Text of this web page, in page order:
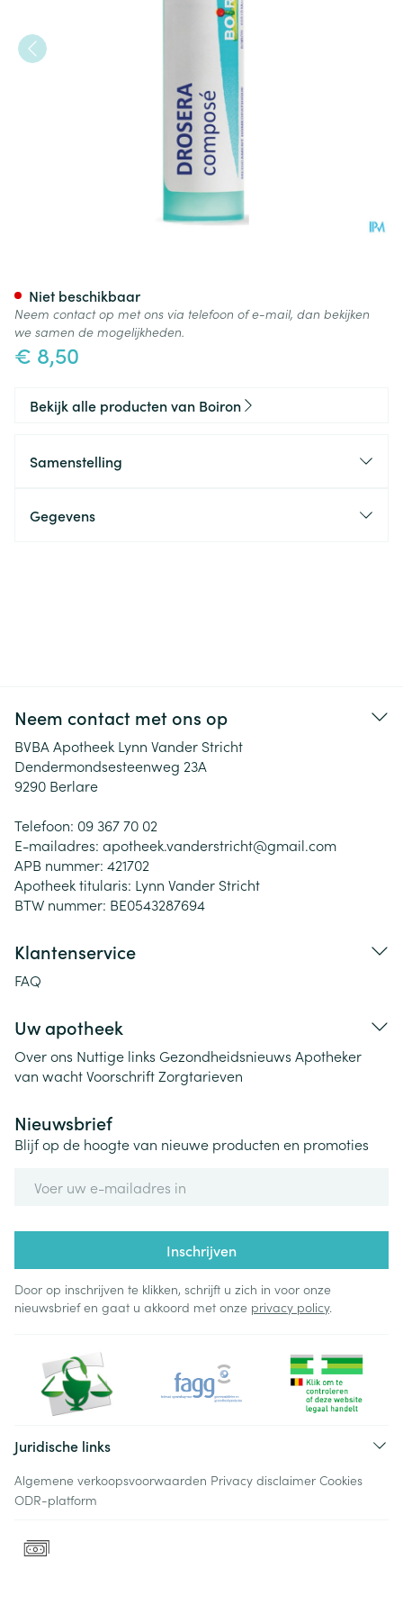
€ 8,50
Niet beschikbaar
Neem contact op met ons via telefoon of e-mail, dan bekijken
we samen de mogelijkheden.
Bekijk alle producten van Boiron
Samenstelling
Gegevens
Neem contact met ons op
BVBA Apotheek Lynn Vander Stricht
Dendermondsesteenweg 23A
9290 Berlare
Telefoon: 09 367 70 02
E-mailadres: apotheek.vanderstricht@gmail.com
APB nummer: 421702
Apotheek titularis: Lynn Vander Stricht
BTW nummer: BE0543287694
Klantenservice
FAQ
Uw apotheek
Over ons Nuttige links Gezondheidsnieuws Apotheker
van wachtVoorschriftZorgtarieven
Nieuwsbrief
Blijf op de hoogte van nieuwe producten en promoties
Inschrijven
Door op inschrijven te klikken, schrijft u zich in voor onze
nieuwsbrief en gaat u akkoord met onze privacy policy.
Juridische links
Algemene verkoopsvoorwaarden Privacy disclaimer Cookies
ODR-platform